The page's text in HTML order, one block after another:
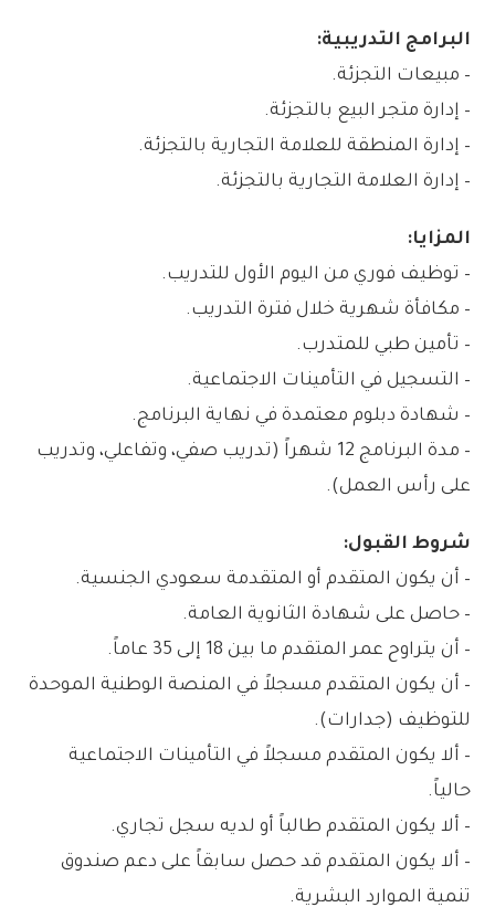
البرامج التدريبية:
– مبيعات التجزئة.
– إدارة متجر البيع بالتجزئة.
– إدارة المنطقة للعلامة التجارية بالتجزئة.
– إدارة العلامة التجارية بالتجزئة.
المزايا:
– توظيف فوري من اليوم الأول للتدريب.
– مكافأة شهرية خلال فترة التدريب.
– تأمين طبي للمتدرب.
– التسجيل في التأمينات الاجتماعية.
– شهادة دبلوم معتمدة في نهاية البرنامج.
– مدة البرنامج 12 شهراً (تدريب صفي، وتفاعلي، وتدريب
على رأس العمل).
شروط القبول:
– أن يكون المتقدم أو المتقدمة سعودي الجنسية.
– حاصل على شهادة الثانوية العامة.
– أن يتراوح عمر المتقدم ما بين 18 إلى 35 عاماً.
– أن يكون المتقدم مسجلاً في المنصة الوطنية الموحدة
للتوظيف (جدارات).
– ألا يكون المتقدم مسجلاً في التأمينات الاجتماعية
حالياً.
– ألا يكون المتقدم طالباً أو لديه سجل تجاري.
– ألا يكون المتقدم قد حصل سابقاً على دعم صندوق
تنمية الموارد البشرية.